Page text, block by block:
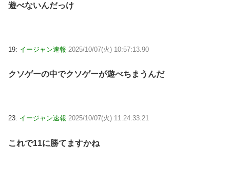
遊べないんだっけ
19: イージャン速報 2025/10/07(火) 10:57:13.90
クソゲーの中でクソゲーが遊べちまうんだ
23: イージャン速報 2025/10/07(火) 11:24:33.21
これで11に勝てますかね